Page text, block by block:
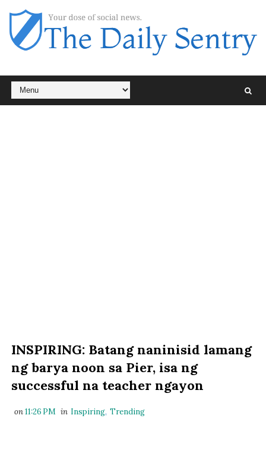
INSPIRING: Batang naninisid lamang
ng barya noon sa Pier, isa ng
successful na teacher ngayon
on11:26 PM in Inspiring, Trending